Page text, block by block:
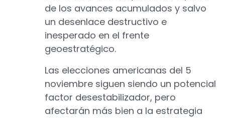
de los avances acumulados y salvo
un desenlace destructivo e
inesperado en el frente
geoestratégico.
Las elecciones americanas del 5
noviembre siguen siendo un potencial
factor desestabilizador, pero
afectarán más bien a la estrategia